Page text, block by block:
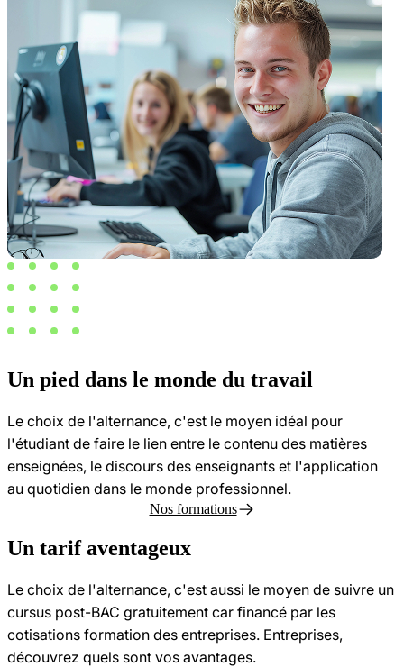
Un pied dans le monde du travail
Le choix de l'alternance, c'est le moyen idéal pour
l'étudiant de faire le lien entre le contenu des matières
enseignées, le discours des enseignants et l'application
au quotidien dans le monde professionnel.
Nos formations
Un tarif aventageux
Le choix de l'alternance, c'est aussi le moyen de suivre un
cursus post-BAC gratuitement car financé par les
cotisations formation des entreprises. Entreprises,
découvrez quels sont vos avantages.